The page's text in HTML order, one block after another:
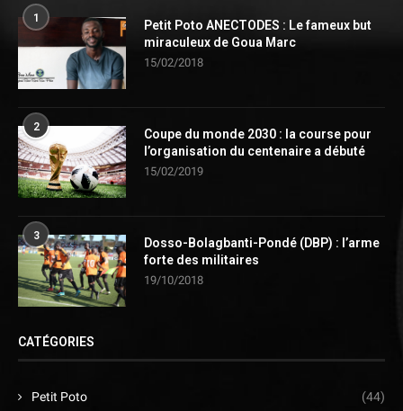
1
Petit Poto ANECTODES : Le fameux but
miraculeux de Goua Marc
15/02/2018
2
Coupe du monde 2030 : la course pour
l’organisation du centenaire a débuté
15/02/2019
3
Dosso-Bolagbanti-Pondé (DBP) : l’arme
forte des militaires
19/10/2018
CATÉGORIES
Petit Poto (44)